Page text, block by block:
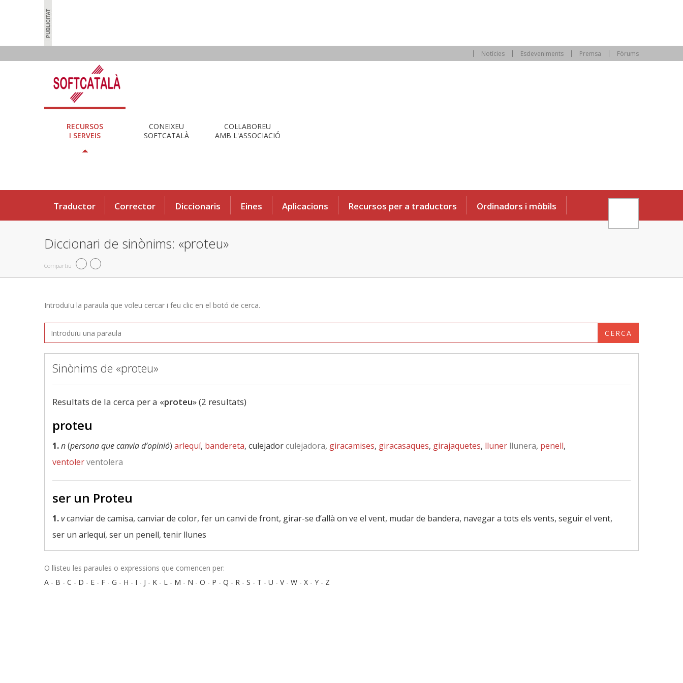
Notícies Esdeveniments Premsa Fòrums
RECURSOS
I SERVEIS
CONEIXEU
SOFTCATALÀ
COL·LABOREU
AMB L'ASSOCIACIÓ
Traductor Corrector Diccionaris Eines Aplicacions Recursos per a traductors Ordinadors i mòbils
Diccionari de sinònims: «proteu»
Compartiu
Introduïu la paraula que voleu cercar i feu clic en el botó de cerca.
CERCA
Sinònims de «proteu»
Resultats de la cerca per a «proteu» (2 resultats)
proteu
1.n(persona que canvia d’opinió) arlequí, bandereta, culejadorculejadora, giracamises, giracasaques, girajaquetes, lluner llunera, penell,
ventolerventolera
ser un Proteu
1.vcanviar de camisa, canviar de color, fer un canvi de front, girar-se d’allà on ve el vent, mudar de bandera, navegar a tots els vents, seguir el vent,
ser un arlequí, ser un penell, tenir llunes
O llisteu les paraules o expressions que comencen per:
A - B - C - D - E - F - G - H - I - J - K - L - M - N - O - P - Q - R - S - T - U - V- W - X - Y - Z